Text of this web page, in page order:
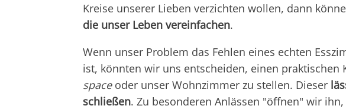
Kreise unserer Lieben verzichten wollen, dann
die unser Leben vereinfachen.
Wenn unser Problem das Fehlen eines echten
ist, könnten wir uns entscheiden, einen praktischen
spaceoder unser Wohnzimmer zu stellen. Dieser
schließen. Zu besonderen Anlässen "öffnen" wir